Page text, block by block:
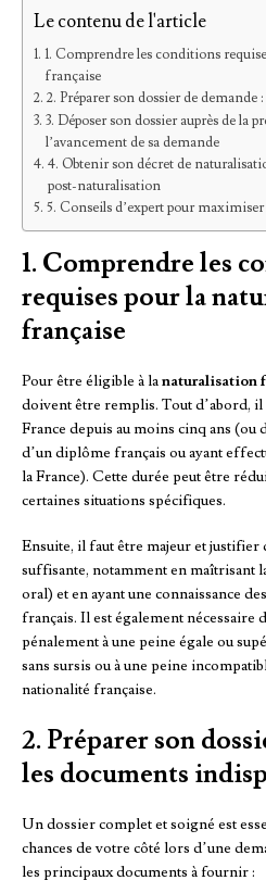
Le contenu de l'article
1. Comprendre les conditions
française
2. Préparer son dossier de demande
3. Déposer son dossier auprès de la
l’avancement de sa demande
4. Obtenir son décret de
post-naturalisation
5. Conseils d’expert pour maximiser
1. Comprendre les
requises pour la
française
Pour être éligible à lanaturalisation
doivent être remplis. Tout d’abord,
France depuis au moins cinq ans (ou
d’un diplôme français ou ayant
la France). Cette durée peut être
certaines situations spécifiques.
Ensuite, il faut être majeur et
suffisante, notamment en maîtrisant
oral) et en ayant une connaissance
français. Il est également nécessaire
pénalement à une peine égale ou
sans sursis ou à une peine
nationalité française.
2. Préparer son
les documents
Un dossier complet et soigné est
chances de votre côté lors d’une
les principaux documents à fournir :